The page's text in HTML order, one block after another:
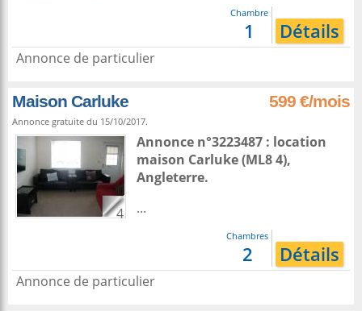
Chambre
1 Détails
Annonce de particulier
Maison Carluke 599 €/mois
Annonce gratuite du 15/10/2017.
4
Annonce n°3223487 : location
maison Carluke(ML8 4),
Angleterre.
...
Chambres
2 Détails
Annonce de particulier